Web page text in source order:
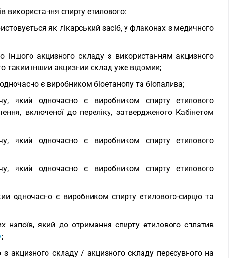
використання спирту етилового:
як лікарський засіб, у флаконах з медичного
іншого акцизного складу з використанням акцизного
такий інший акцизний склад уже відомий;
є виробником біоетанолу та біопалива;
який одночасно є виробником спирту етилового
включеної до переліку, затвердженого Кабінетом
який одночасно є виробником спирту етилового
який одночасно є виробником спирту етилового
одночасно є виробником спирту етилового-сирцю та
напоїв, який до отримання спирту етилового сплатив
;
з акцизного складу / акцизного складу пересувного на